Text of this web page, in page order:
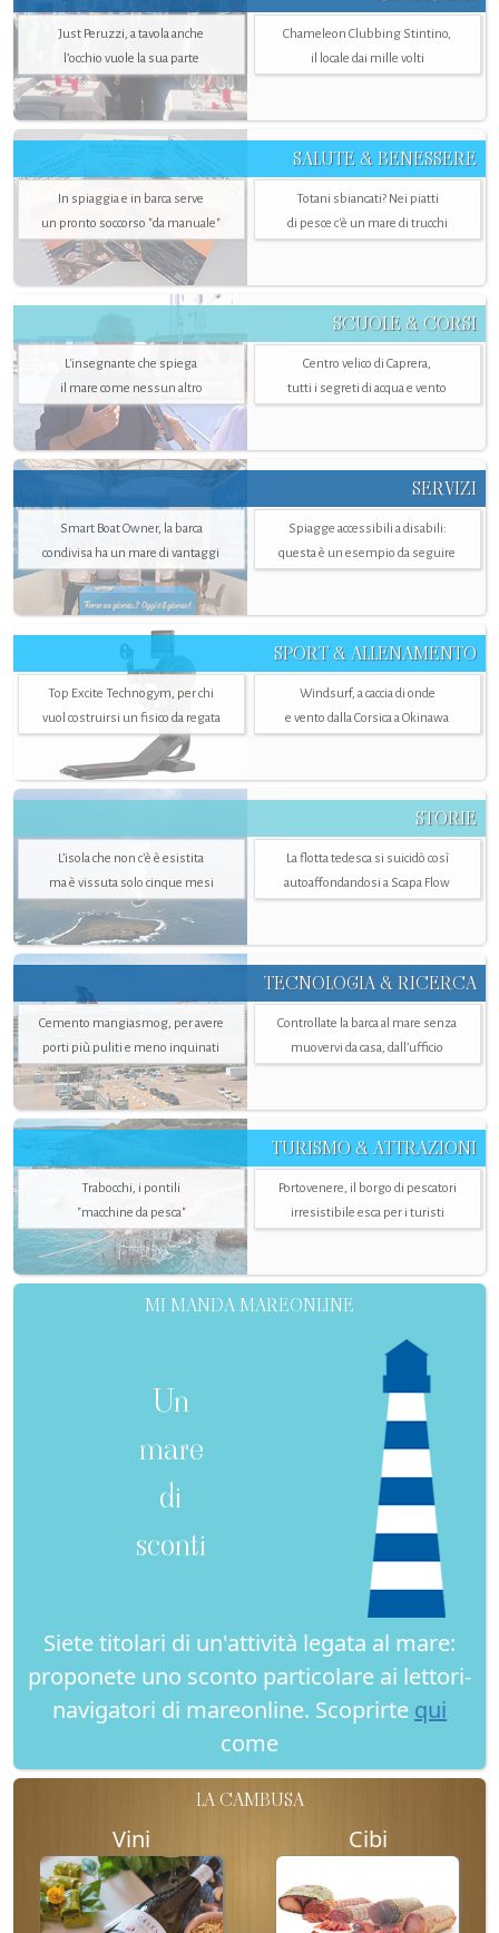
Just Peruzzi, a tavola anche
l’occhio vuole la sua parte
Chameleon Clubbing Stintino,
il locale dai mille volti
SALUTE & BENESSERE
In spiaggia e in barca serve
un pronto soccorso "da manuale"
Totani sbiancati? Nei piatti
di pesce c'è un mare di trucchi
SCUOLE & CORSI
L'insegnante che spiega
il mare come nessun altro
Centro velico di Caprera,
tutti i segreti di acqua e vento
SERVIZI
Smart Boat Owner, la barca
condivisa ha un mare di vantaggi
Spiagge accessibili a disabili:
questa è un esempio da seguire
SPORT & ALLENAMENTO
Top Excite Technogym, per chi
vuol costruirsi un fisico da regata
Windsurf, a caccia di onde
e vento dalla Corsica a Okinawa
STORIE
L’isola che non c'è è esistita
ma è vissuta solo cinque mesi
La flotta tedesca si suicidò così
autoaffondandosi a Scapa Flow
TECNOLOGIA & RICERCA
Cemento mangiasmog, per avere
porti più puliti e meno inquinati
Controllate la barca al mare senza
muovervi da casa, dall’ufficio
TURISMO & ATTRAZIONI
Trabocchi, i pontili
"macchine da pesca"
Portovenere, il borgo di pescatori
irresistibile esca per i turisti
MI MANDA MAREONLINE
Un
mare
di
sconti
Siete titolari di un'attività legata al mare:
proponete uno sconto particolare ai lettori-
navigatori di mareonline. Scoprirte qui
come
LA CAMBUSA
Vini Cibi